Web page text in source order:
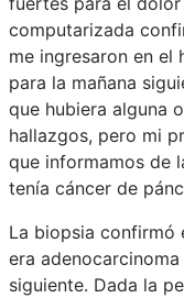
computarizada
me ingresaron en el
para la mañana
que hubiera alguna
hallazgos, pero mi
que informamos de
tenía cáncer de
La biopsia confirmó
era
siguiente. Dada la